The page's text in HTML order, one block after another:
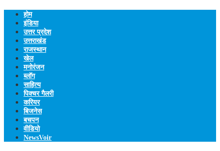
होम
इंडिया
उत्तर प्रदेश
उत्तराखंड
राजस्थान
खेल
मनोरंजन
ब्लॉग
साहित्य
पिक्चर गैलरी
करियर
बिजनेस
बचपन
वीडियो
NewsVoir